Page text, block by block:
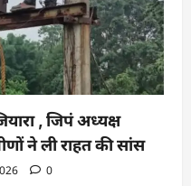
, जिपं अध्यक्ष
ने ली राहत की सांस
0